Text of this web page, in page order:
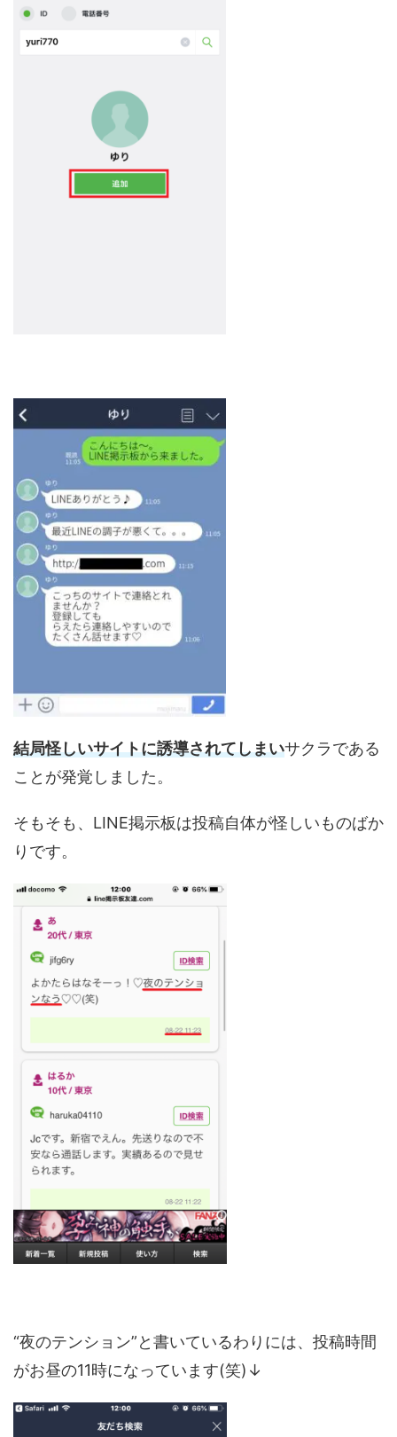
結局怪しいサイトに誘導されてしまいサクラである
ことが発覚しました。
そもそも、LINE掲示板は投稿自体が怪しいものばか
りです。
“夜のテンション”と書いているわりには、投稿時間
がお昼の11時になっています(笑)↓